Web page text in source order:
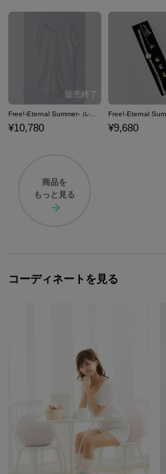
¥10,780 ¥9,680
商品を
もっと見る
コーディネートを見る